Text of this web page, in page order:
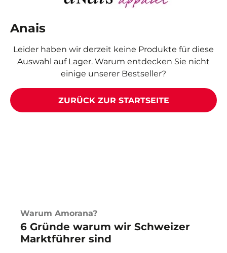
Anais
Leider haben wir derzeit keine Produkte für diese
Auswahl auf Lager. Warum entdecken Sie nicht
einige unserer Bestseller?
ZURÜCK ZUR STARTSEITE
Warum Amorana?
6 Gründe warum wir Schweizer
Marktführer sind